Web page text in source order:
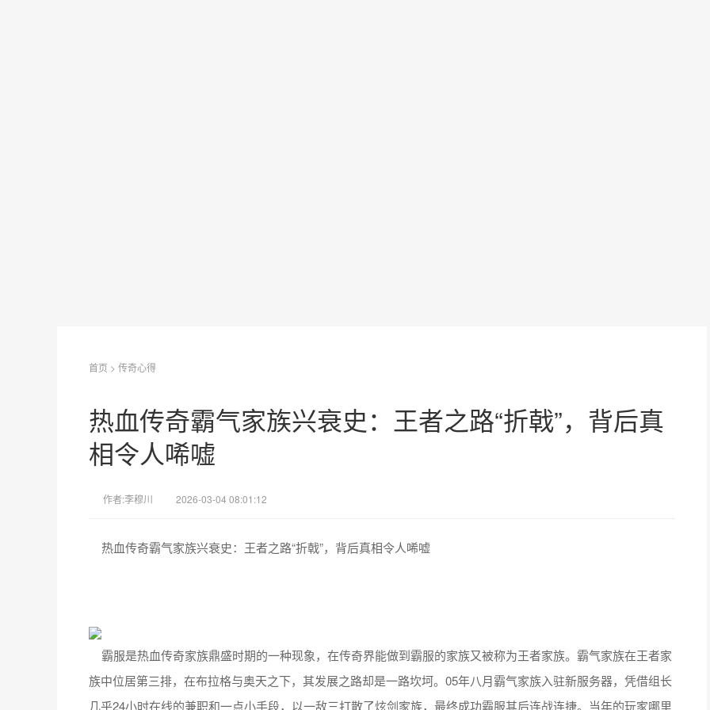
首页 > 传奇心得
热血传奇霸气家族兴衰史：王者之路“折戟”，背后真
相令人唏嘘
作者:李穆川 2026-03-04 08:01:12
热血传奇霸气家族兴衰史：王者之路“折戟”，背后真相令人唏嘘
霸服是热血传奇家族鼎盛时期的一种现象，在传奇界能做到霸服的家族又被称为王者家族。霸气家族在王者家
族中位居第三排，在布拉格与奥天之下，其发展之路却是一路坎坷。05年八月霸气家族入驻新服务器，凭借组长
几乎24小时在线的兼职和一点小手段，以一敌三打散了炫剑家族，最终成功霸服其后连战连捷。当年的玩家哪里